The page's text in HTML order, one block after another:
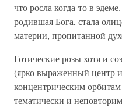
что росла когда-то в
родившая Бога, стала
материи, пропитанной
Готические розы хотя и
(ярко выраженный центр
концентрическим
тематически и